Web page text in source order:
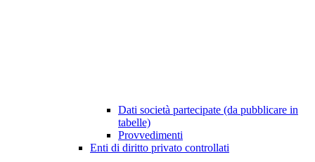
Dati società partecipate (da pubblicare in
tabelle)
Provvedimenti
Enti di diritto privato controllati